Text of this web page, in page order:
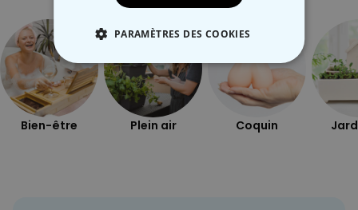
Bien-être Plein air Coquin
PARAMÈTRES DES COOKIES
STRICTEMENT NÉCESSAIRE
PERFORMANCE